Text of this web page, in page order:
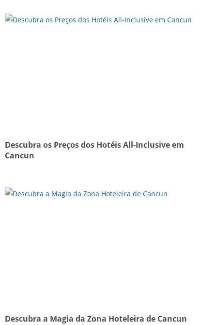
Descubra os Preços dos Hotéis All-Inclusive em
Cancun
Descubra a Magia da Zona Hoteleira de Cancun